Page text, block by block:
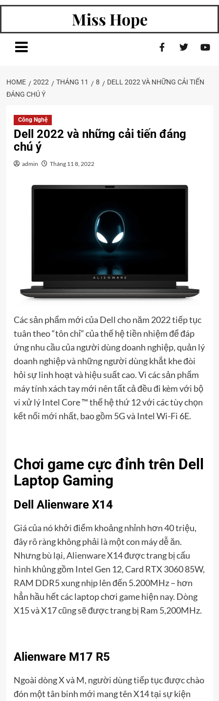
Miss Hope
HOME 2022 THÁNG 11 8
DELL 2022 VÀ NHỮNG CẢI TIẾN
ĐÁNG CHÚ Ý
Công Nghệ
Dell 2022 và những cải tiến đáng
chú ý
admin Tháng 11 8, 2022
Các sản phẩm mới của Dell cho năm 2022 tiếp tục
tuân theo “tôn chỉ” của thế hệ tiền nhiệm để đáp
ứng nhu cầu của người dùng doanh nghiệp, quản lý
doanh nghiệp và những người dùng khắt khe đòi
hỏi sự linh hoạt và hiệu suất cao. Vì các sản phẩm
máy tính xách tay mới nên tất cả đều đi kèm với bộ
vi xử lý Intel Core ™️ thế hệ thứ 12 với các tùy chọn
kết nối mới nhất, bao gồm 5G và Intel Wi-Fi 6E.
Chơi game cực đỉnh trên Dell
Laptop Gaming
Dell Alienware X14
Giá của nó khởi điểm khoảng nhỉnh hơn 40 triệu,
đây rõ ràng không phải là một con máy dễ ăn.
Nhưng bù lại, Alienware X14 được trang bị cấu
hình khủng gồm Intel Gen 12, Card RTX 3060 85W,
RAM DDR5 xung nhịp lên đến 5.200MHz – hơn
hẳn hầu hết các laptop chơi game hiện nay. Dòng
X15 và X17 cũng sẽ được trang bị Ram 5,200MHz.
Alienware M17 R5
Ngoài dòng X và M, người dùng tiếp tục được chào
đón một tân binh mới mang tên X14 tại sự kiện